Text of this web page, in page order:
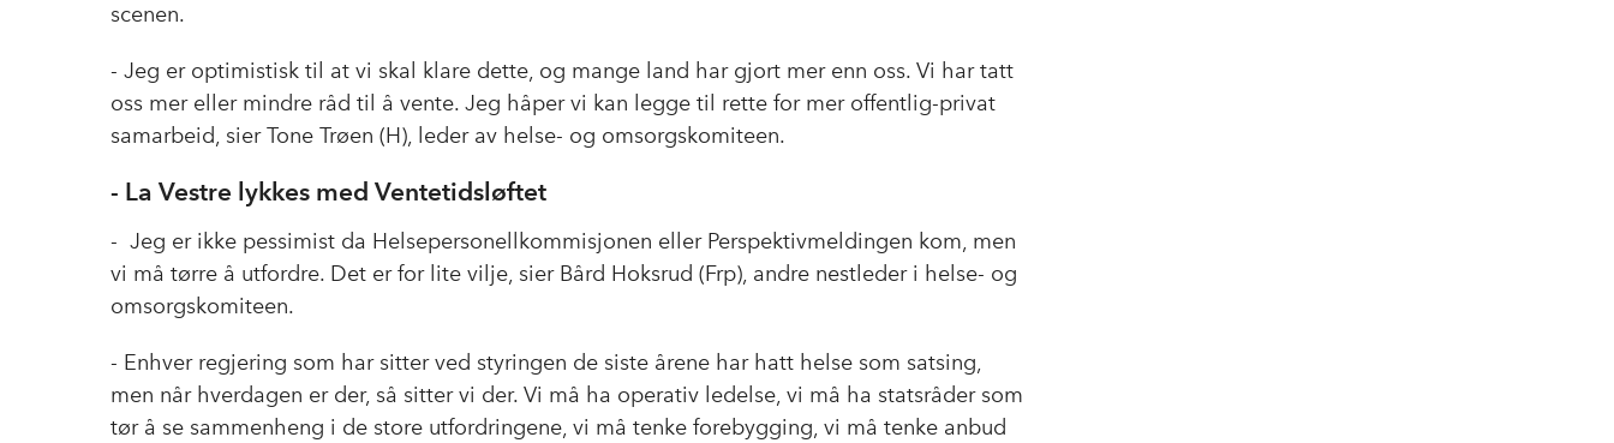
scenen.
- Jeg er optimistisk til at vi skal klare dette, og mange land har gjort mer enn oss. Vi har tatt
oss mer eller mindre råd til å vente. Jeg håper vi kan legge til rette for mer offentlig-privat
samarbeid, sier Tone Trøen (H), leder av helse- og omsorgskomiteen.
- La Vestre lykkes med Ventetidsløftet
- Jeg er ikke pessimist da Helsepersonellkommisjonen eller Perspektivmeldingen kom, men
vi må tørre å utfordre. Det er for lite vilje, sier Bård Hoksrud (Frp), andre nestleder i helse- og
omsorgskomiteen.
- Enhver regjering som har sitter ved styringen de siste årene har hatt helse som satsing,
men når hverdagen er der, så sitter vi der. Vi må ha operativ ledelse, vi må ha statsråder som
tør å se sammenheng i de store utfordringene, vi må tenke forebygging, vi må tenke anbud